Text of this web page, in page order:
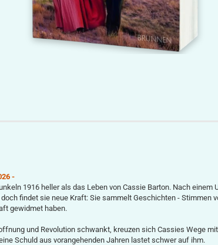
-
1916 heller als das Leben von Cassie Barton. Nach einem
findet sie neue Kraft: Sie sammelt Geschichten - Stimmen
gewidmet haben.
und Revolution schwankt, kreuzen sich Cassies Wege
Schuld aus vorangehenden Jahren lastet schwer auf ihm.